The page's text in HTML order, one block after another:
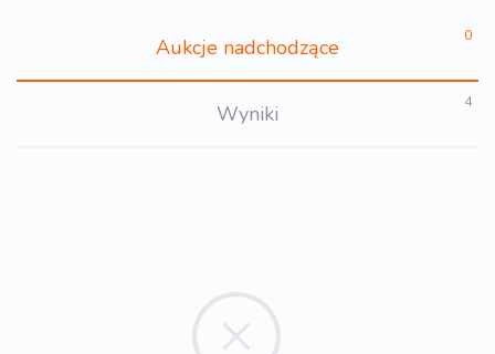
Aukcje nadchodzące 0
Wyniki 4